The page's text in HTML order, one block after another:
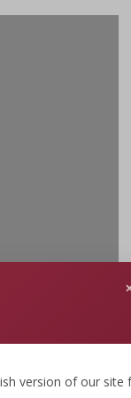
version of our site